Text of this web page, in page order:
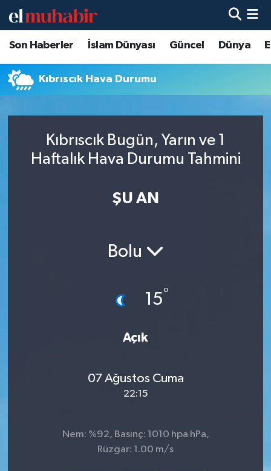
Son Haberler İslam Dünyası Güncel Dünya
Kıbrıscık Hava Durumu
Kıbrıscık Bugün, Yarın ve 1
Haftalık Hava Durumu Tahmini
ŞU AN
Bolu
15°
Açık
07 Ağustos Cuma
22:15
Nem: %92, Basınç: 1010 hpa hPa,
Rüzgar: 1.00 m/s
Hava Durumu
Trafik Durumu
Tüm Manşetler